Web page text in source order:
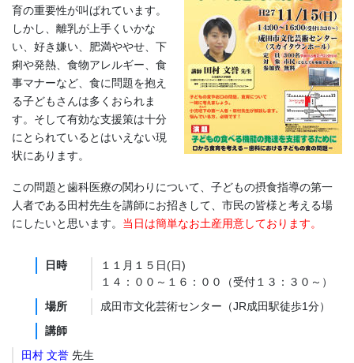
育の重要性が叫ばれています。
しかし、離乳が上手くいかな
い、好き嫌い、肥満ややせ、下
痢や発熱、食物アレルギー、食
事マナーなど、食に問題を抱え
る子どもさんは多くおられま
す。そして有効な支援策は十分
にとられているとはいえない現
状にあります。
この問題と歯科医療の関わりについて、子どもの摂食指導の第一
人者である田村先生を講師にお招きして、市民の皆様と考える場
にしたいと思います。 当日は簡単なお土産用意しております。
日時
１１月１５日(日)
１４：００～１６：００（受付１３：３０～）
場所
成田市文化芸術センター（JR成田駅徒歩1分）
講師
田村 文誉 先生